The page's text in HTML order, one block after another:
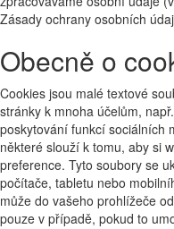
Zásady ochrany osobních
Obecně o
Cookies jsou malé textové
stránky k mnoha účelům,
poskytování funkcí sociálních
některé slouží k tomu, aby si
preference. Tyto soubory se
počítače, tabletu nebo
může do vašeho prohlížeče
pouze v případě, pokud to